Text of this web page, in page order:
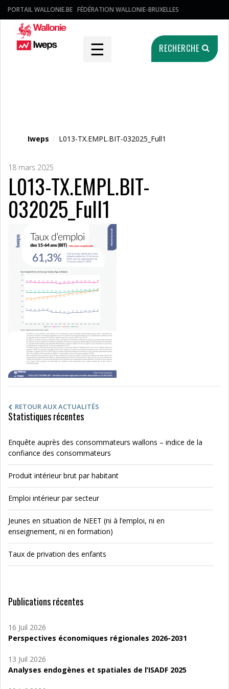
PORTAIL WALLONIE.BE FÉDÉRATION WALLONIE-BRUXELLES
☰ RECHERCHE
Iweps / L013-TX.EMPL.BIT-032025_Full1
18 mars 2025
L013-TX.EMPL.BIT-
032025_Full1
RETOUR AUX ACTUALITÉS
Statistiques récentes
Enquête auprès des consommateurs wallons – indice de la
confiance des consommateurs
Produit intérieur brut par habitant
Emploi intérieur par secteur
Jeunes en situation de NEET (ni à l’emploi, ni en
enseignement, ni en formation)
Taux de privation des enfants
Publications récentes
16 Juil 2026
Perspectives économiques régionales 2026-2031
13 Juil 2026
Analyses endogènes et spatiales de l’ISADF 2025